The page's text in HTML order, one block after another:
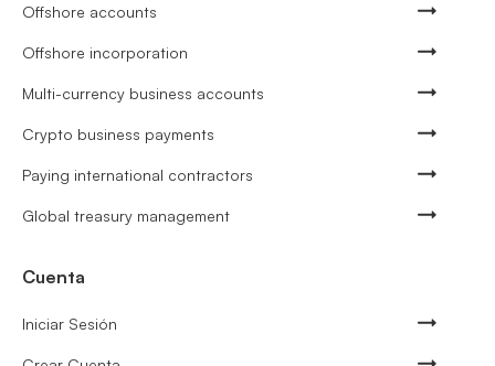
Offshore accounts
Offshore incorporation
Multi-currency business accounts
Crypto business payments
Paying international contractors
Global treasury management
Cuenta
Iniciar Sesión